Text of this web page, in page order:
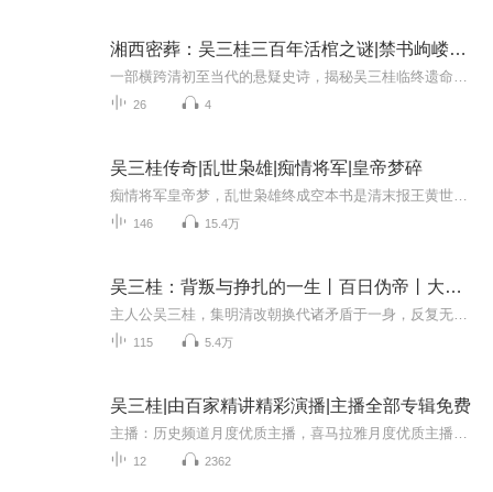
湘西密葬：吴三桂三百年活棺之谜|禁书岣嵝神书疑云
26 4
吴三桂传奇|乱世枭雄|痴情将军|皇帝梦碎
146 15.4万
吴三桂：背叛与挣扎的一生丨百日伪帝丨大传丨正传
115 5.4万
吴三桂|由百家精讲精彩演播|主播全部专辑免费
12 2362